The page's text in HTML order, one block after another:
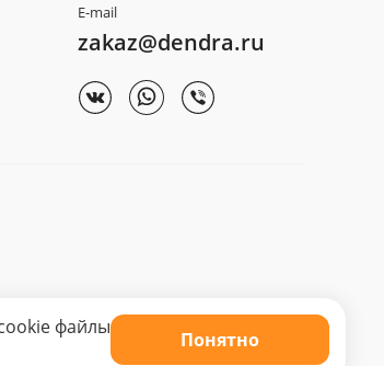
E-mail
zakaz@dendra.ru
файлы
Понятно